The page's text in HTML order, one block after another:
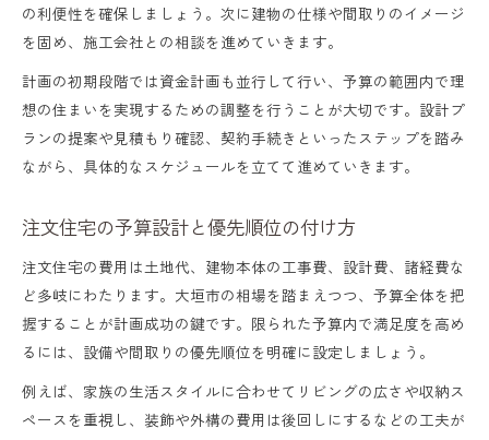
の利便性を確保しましょう。次に建物の仕様や間取りのイメージ
を固め、施工会社との相談を進めていきます。
計画の初期段階では資金計画も並行して行い、予算の範囲内で理
想の住まいを実現するための調整を行うことが大切です。設計プ
ランの提案や見積もり確認、契約手続きといったステップを踏み
ながら、具体的なスケジュールを立てて進めていきます。
注文住宅の予算設計と優先順位の付け方
注文住宅の費用は土地代、建物本体の工事費、設計費、諸経費な
ど多岐にわたります。大垣市の相場を踏まえつつ、予算全体を把
握することが計画成功の鍵です。限られた予算内で満足度を高め
るには、設備や間取りの優先順位を明確に設定しましょう。
例えば、家族の生活スタイルに合わせてリビングの広さや収納ス
ペースを重視し、装飾や外構の費用は後回しにするなどの工夫が